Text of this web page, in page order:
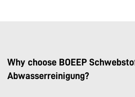
Why choose BOEEP
Abwasserreinigung?